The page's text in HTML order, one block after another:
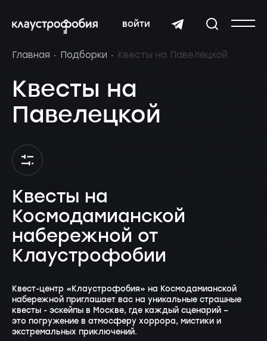
войти
Главная Подборки Квесты на Павелецкой
Квесты на
Павелецкой
Квесты на
Космодамианской
набережной от
Клаустрофобии
Квест-центр «Клаустрофобия» на Космодамианской
набережной приглашает вас на уникальные страшные
квесты - эскейпы в Москве, где каждый сценарий –
это погружение в атмосферу хоррора, мистики и
экстремальных приключений.